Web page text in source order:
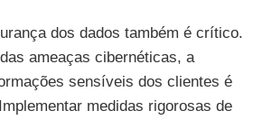
dos dados também é crítico.
ameaças cibernéticas, a
sensíveis dos clientes é
medidas rigorosas de